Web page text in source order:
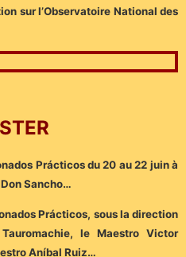
sur l’Observatoire National des
Prácticos du 20 au 22 juin à
Sancho…
Prácticos, sous la direction
le Maestro Victor
Aníbal Ruiz…